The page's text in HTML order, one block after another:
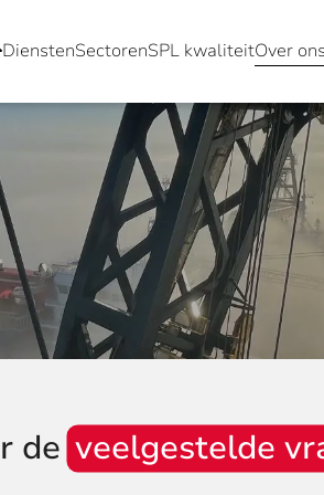
DienstenSectorenSPL kwaliteitOver ons
deveelgestelde